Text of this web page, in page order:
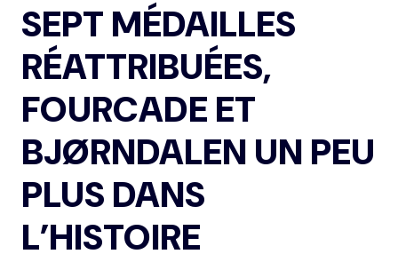
SEPT MÉDAILLES
RÉATTRIBUÉES,
FOURCADE ET
BJØRNDALEN UN PEU
PLUS DANS
L’HISTOIRE